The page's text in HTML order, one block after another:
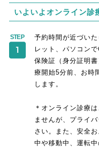
いよいよオンライン診
予約時間が近づい
レット、パソコン
保険証（身分証明
療開始5分前、お時
します。
＊オンライン診療
ませんが、プライ
さい。また、安全
中や移動中、運転中